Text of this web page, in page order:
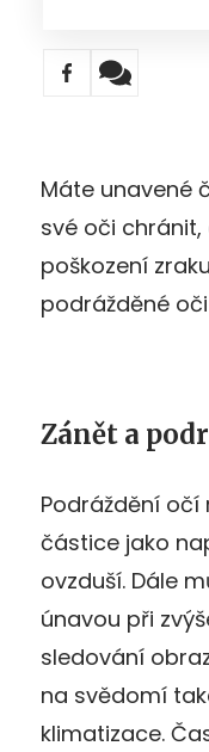
Máte unavené
své oči
poškození
podrážděné
Zánět a
Podráždění
částice jako
ovzduší. Dále
únavou při
sledování
na svědomí
klimatizace.